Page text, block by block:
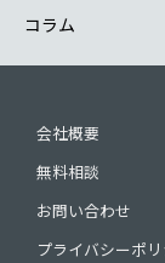
コラム
会社概要
無料相談
お問い合わせ
プライバシーポ